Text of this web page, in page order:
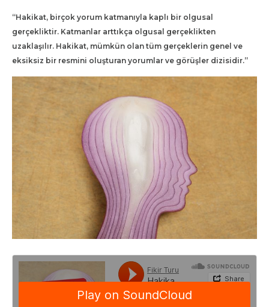
“Hakikat, birçok yorum katmanıyla kaplı bir olgusal
gerçekliktir. Katmanlar arttıkça olgusal gerçeklikten
uzaklaşılır. Hakikat, mümkün olan tüm gerçeklerin genel ve
eksiksiz bir resmini oluşturan yorumlar ve görüşler dizisidir.”